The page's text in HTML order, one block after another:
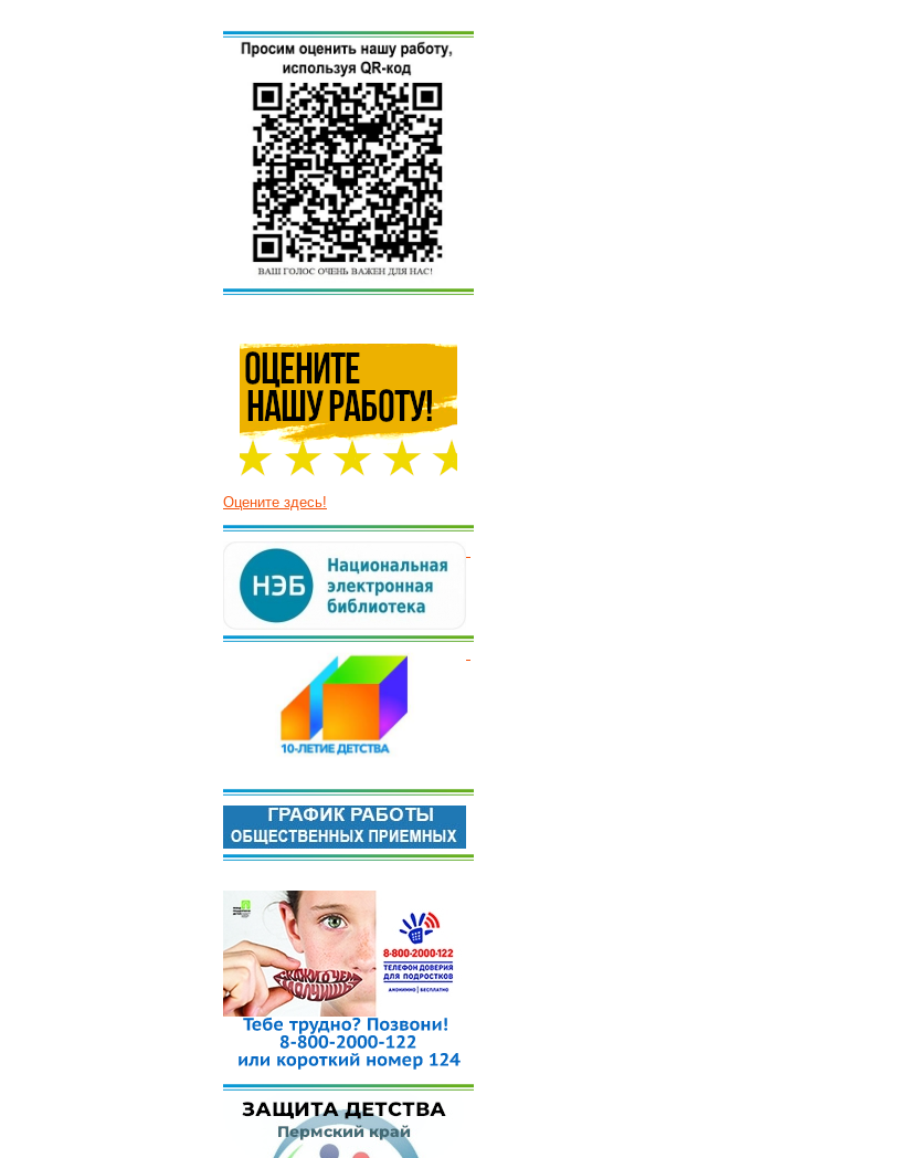
Оцените здесь!